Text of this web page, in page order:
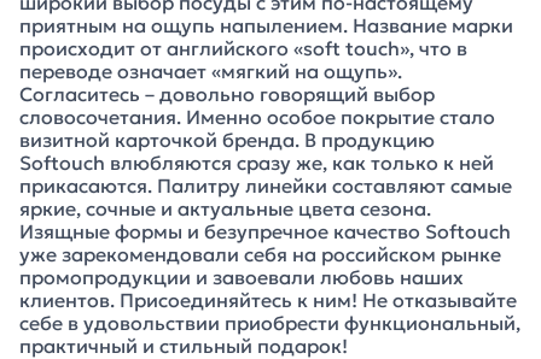
приятным на ощупь напылением. Название марки
происходит от английского «soft touch», что в
переводе означает «мягкий на ощупь».
Согласитесь – довольно говорящий выбор
словосочетания. Именно особое покрытие стало
визитной карточкой бренда. В продукцию
Softouch влюбляются сразу же, как только к ней
прикасаются. Палитру линейки составляют самые
яркие, сочные и актуальные цвета сезона.
Изящные формы и безупречное качество Softouch
уже зарекомендовали себя на российском рынке
промопродукции и завоевали любовь наших
клиентов. Присоединяйтесь к ним! Не отказывайте
себе в удовольствии приобрести функциональный,
практичный и стильный подарок!